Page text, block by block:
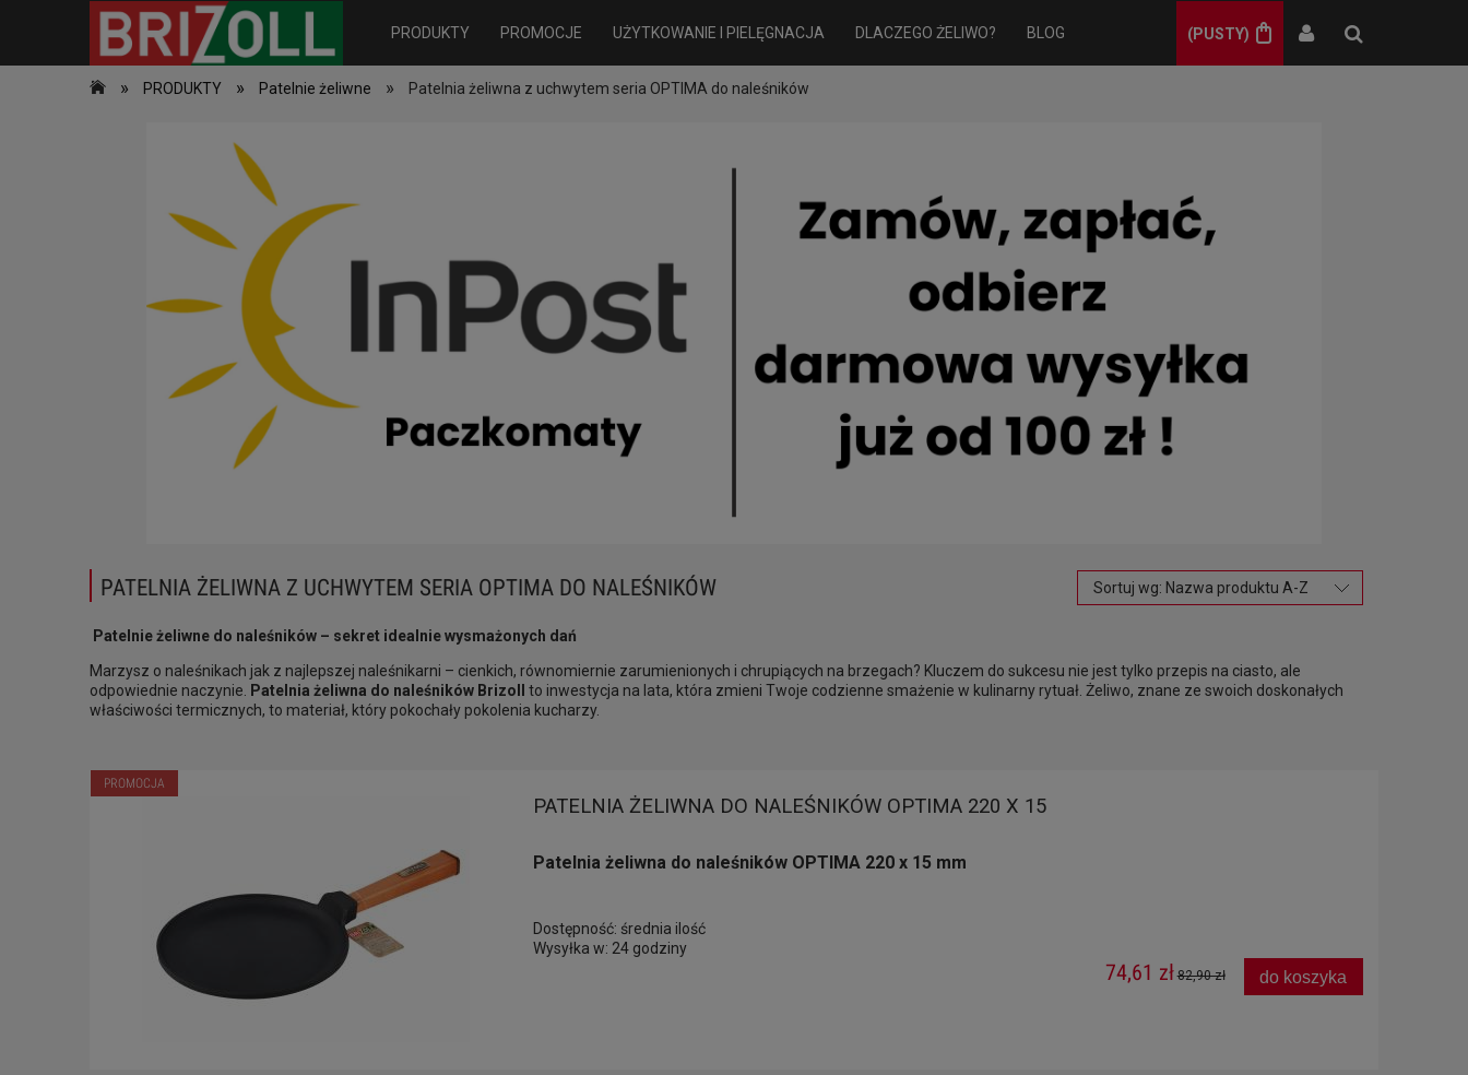
(PUSTY)
PRODUKTY PROMOCJE UŻYTKOWANIE I PIELĘGNACJA DLACZEGO ŻELIWO? BLOG
» PRODUKTY » Patelnie żeliwne » Patelnia żeliwna z uchwytem seria OPTIMA do naleśników
PATELNIA ŻELIWNA Z UCHWYTEM SERIA OPTIMA DO NALEŚNIKÓW Sortuj wg: Nazwa produktu A-Z
Patelnie żeliwne do naleśników – sekret idealnie wysmażonych dań
Marzysz o naleśnikach jak z najlepszej naleśnikarni – cienkich, równomiernie zarumienionych i chrupiących na brzegach? Kluczem do sukcesu nie jest tylko przepis na ciasto, ale
odpowiednie naczynie. Patelnia żeliwna do naleśników Brizoll to inwestycja na lata, która zmieni Twoje codzienne smażenie w kulinarny rytuał. Żeliwo, znane ze swoich doskonałych
właściwości termicznych, to materiał, który pokochały pokolenia kucharzy.
PATELNIA ŻELIWNA DO NALEŚNIKÓW OPTIMA 220 X 15
Patelnia żeliwna do naleśników OPTIMA 220 x 15 mm
Dostępność: średnia ilość
Wysyłka w: 24 godziny
74,61 zł 82,90 zł do koszyka
PROMOCJA